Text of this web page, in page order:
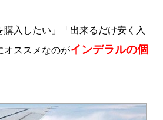
購入したい」「出来るだけ安く入
オススメなのがインデラルの個